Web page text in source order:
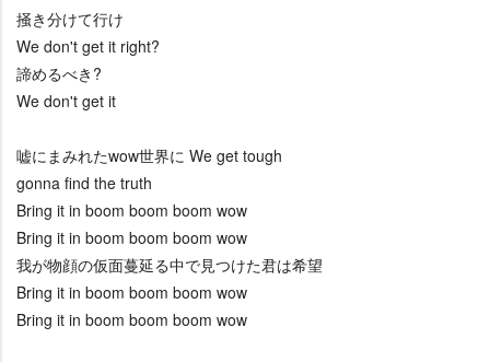
掻き分けて行け
We don't get it right?
諦めるべき?
We don't get it
嘘にまみれたwow世界に We get tough
gonna find the truth
Bring it in boom boom boom wow
Bring it in boom boom boom wow
我が物顔の仮面蔓延る中で見つけた君は希望
Bring it in boom boom boom wow
Bring it in boom boom boom wow